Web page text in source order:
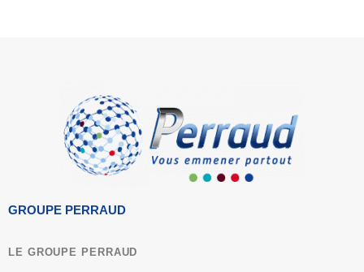
GROUPE PERRAUD
LE GROUPE PERRAUD